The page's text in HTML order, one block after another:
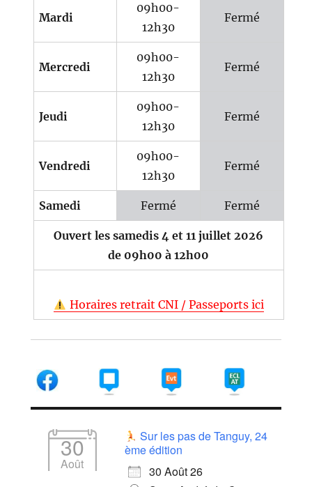
Mardi
09h00-
12h30
Fermé
Mercredi
09h00-
12h30
Fermé
Jeudi
09h00-
12h30
Fermé
Vendredi
09h00-
12h30
Fermé
Samedi Fermé Fermé
Ouvert les samedis 4 et 11 juillet 2026
de 09h00 à 12h00
Horaires retrait CNI / Passeports ici
30
Août
Sur les pas de Tanguy, 24
ème édition
30 Août 26